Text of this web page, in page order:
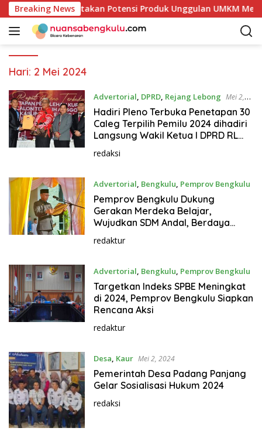
a
Breaking News
Kaur Mulai Petakan Potensi Produk Unggulan UMKM
Hari: 2 Mei 2024
Advertorial, DPRD, Rejang Lebong Mei 2,
2024
Hadiri Pleno Terbuka Penetapan 30
Caleg Terpilih Pemilu 2024 dihadiri
Langsung Wakil Ketua I DPRD RL
Berikan
redaksi
Advertorial, Bengkulu, Pemprov Bengkulu
Mei 2, 2024
Pemprov Bengkulu Dukung
Gerakan Merdeka Belajar,
Wujudkan SDM Andal, Berdaya
Saing Tinggi
redaktur
Advertorial, Bengkulu, Pemprov Bengkulu
Mei 2, 2024
Targetkan Indeks SPBE Meningkat
di 2024, Pemprov Bengkulu Siapkan
Rencana Aksi
redaktur
Desa, Kaur Mei 2, 2024
Pemerintah Desa Padang Panjang
Gelar Sosialisasi Hukum 2024
redaksi